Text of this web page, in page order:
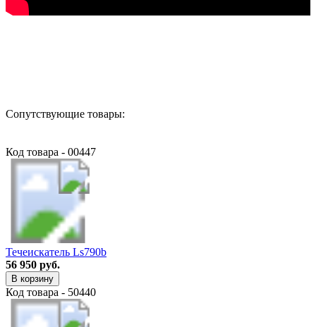
Сопутствующие товары:
Код товара - 00447
Течеискатель Ls790b
56 950 руб.
В корзину
Код товара - 50440